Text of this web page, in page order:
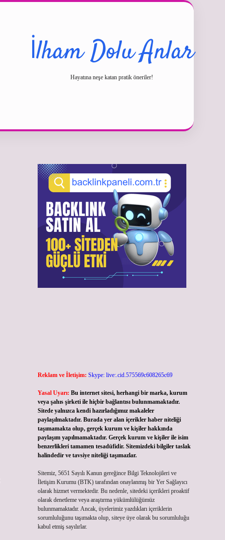
İlham Dolu Anlar
Hayatına neşe katan pratik öneriler!
Reklam ve İletişim: Skype: live:.cid.575569c608265c69
Yasal Uyarı: Bu internet sitesi, herhangi bir marka, kurum
veya şahıs şirketi ile hiçbir bağlantısı bulunmamaktadır.
Sitede yalnızca kendi hazırladığımız makaleler
paylaşılmaktadır. Burada yer alan içerikler haber niteliği
taşımamakta olup, gerçek kurum ve kişiler hakkında
paylaşım yapılmamaktadır. Gerçek kurum ve kişiler ile isim
benzerlikleri tamamen tesadüfidir. Sitemizdeki bilgiler taslak
halindedir ve tavsiye niteliği taşımazlar.
Sitemiz, 5651 Sayılı Kanun gereğince Bilgi Teknolojileri ve
İletişim Kurumu (BTK) tarafından onaylanmış bir Yer Sağlayıcı
olarak hizmet vermektedir. Bu nedenle, sitedeki içerikleri proaktif
olarak denetleme veya araştırma yükümlülüğümüz
bulunmamaktadır. Ancak, üyelerimiz yazdıkları içeriklerin
sorumluluğunu taşımakta olup, siteye üye olarak bu sorumluluğu
kabul etmiş sayılırlar.